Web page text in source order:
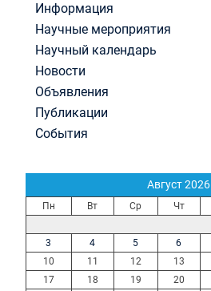
Информация
Научные мероприятия
Научный календарь
Новости
Объявления
Публикации
События
Август 2026
Пн Вт Ср Чт
3
4 5 6
10
11 12 13
17
18 19 20